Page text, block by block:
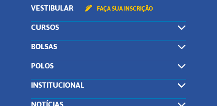
VESTIBULAR FAÇA SUA INSCRIÇÃO
CURSOS
BOLSAS
POLOS
INSTITUCIONAL